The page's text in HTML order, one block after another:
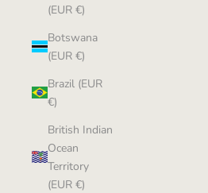
(EUR €)
Botswana
(EUR €)
Brazil (EUR
€)
British Indian
Ocean
Territory
(EUR €)